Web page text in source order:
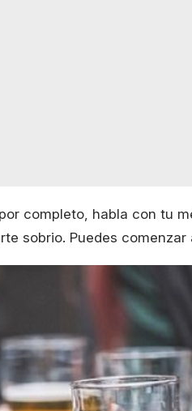
completo, habla con tu
sobrio. Puedes comenzar